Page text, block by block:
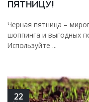
Пятницу!
Черная пятница –
шоппинга и выгодных
Используйте ...
22